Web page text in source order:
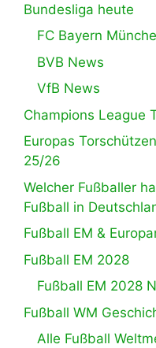
Bundesliga heute
FC Bayern
BVB News
VfB News
Champions League
Europas
25/26
Welcher Fußballer
Fußball in
Fußball EM &
Fußball EM 2028
Fußball EM 2028
Fußball WM
Alle Fußball